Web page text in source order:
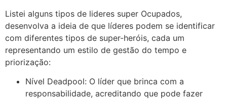
Listei alguns tipos de lideres super Ocupados,
desenvolva a ideia de que líderes podem se identificar
com diferentes tipos de super-heróis, cada um
representando um estilo de gestão do tempo e
priorização:
Nível Deadpool: O líder que brinca com a
responsabilidade, acreditando que pode fazer